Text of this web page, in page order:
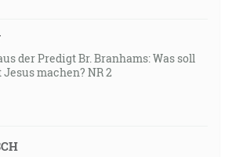
der Predigt Br. Branhams: Was soll
machen? NR 2